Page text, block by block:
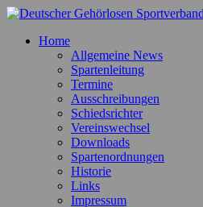
Zum
springen
Deutscher Gehörlosen Sportverband
Offizielle Webseite der Sparte Fußball
Home
Allgemeine News
Spartenleitung
Termine
Ausschreibungen
Schiedsrichter
Vereinswechsel
Downloads
Spartenordnungen
Historie
Links
Impressum